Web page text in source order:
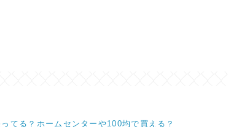
てる？ホームセンターや100均で買える？